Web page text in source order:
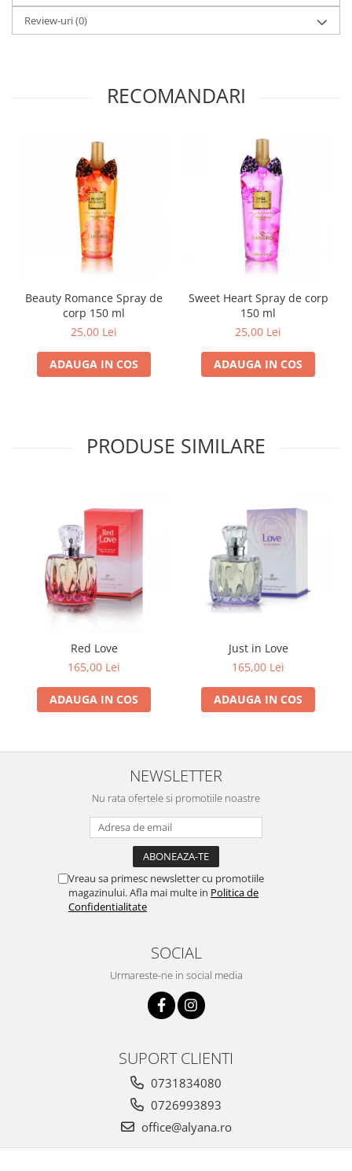
Review-uri(0)
RECOMANDARI
Beauty Romance Spray de
corp 150 ml
25,00 Lei
ADAUGA IN COS
Sweet Heart Spray de corp
150 ml
25,00 Lei
ADAUGA IN COS
PRODUSE SIMILARE
Red Love
165,00 Lei
ADAUGA IN COS
Just in Love
165,00 Lei
ADAUGA IN COS
NEWSLETTER
Nu rata ofertele si promotiile noastre
Vreau sa primesc newsletter cu promotiile
magazinului. Afla mai multe in Politica de
Confidentialitate
SOCIAL
Urmareste-ne in social media
SUPORT CLIENTI
0731834080
0726993893
office@alyana.ro